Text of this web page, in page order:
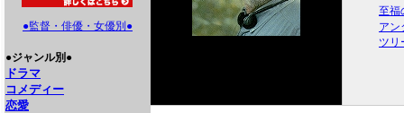
●監督・俳優・女優別●
●ジャンル別●
ドラマ
コメディー
恋愛
至福
アン
ツリ